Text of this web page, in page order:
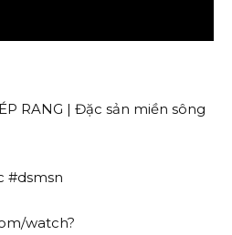
RANG | Đặc sản miền sông
#dsmsn
watch?